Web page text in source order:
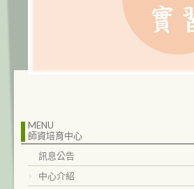
MENU
師資培育中心
訊息公告
中心介紹